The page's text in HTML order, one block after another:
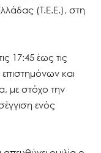
(Τ.Ε.Ε.), στη
17:45 έως τις
και
με στόχο την
ενός